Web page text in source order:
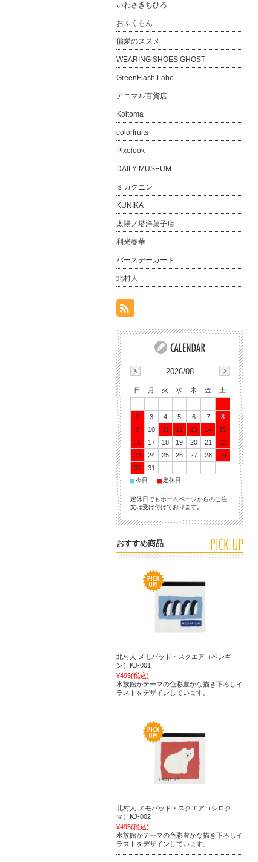
いわさきちひろ
おふくもん
偏愛のススメ
WEARING SHOES GHOST
GreenFlash Labo
アニマル百貨店
Koitoma
colorfruits
Pixelook
DAILY MUSEUM
ミカクニン
KUNIKA
太陽ノ塔洋菓子店
利光春華
バースデーカード
北村人
2026/08
日 月 火 水 木 金
土
1
2
3 4 5 6 7
8
9
10 11 12 13 14
15
16
17 18 19 20 21
22
23
24 25 26 27 28
29
30
31
■今日 ■定休日
定休日でもホームページからのご注
文は受け付けております。
おすすめ商品
北村人 メモパッド・スクエア（ペンギ
ン）KJ-001
¥495(税込)
水族館がテーマの色彩豊かな描き下ろしイ
ラストをデザインしています。
北村人 メモパッド・スクエア（シロク
マ）KJ-002
¥495(税込)
水族館がテーマの色彩豊かな描き下ろしイ
ラストをデザインしています。